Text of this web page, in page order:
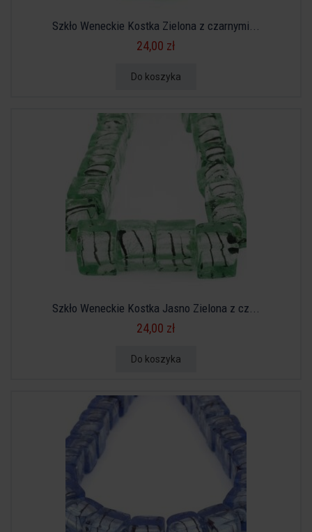
Szkło Weneckie Kostka Zielona z czarnymi...
24,00 zł
Do koszyka
Szkło Weneckie Kostka Jasno Zielona z cz...
24,00 zł
Do koszyka